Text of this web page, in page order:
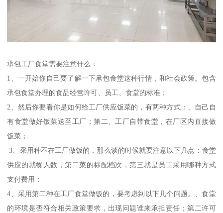
承包工厂食堂需要注意什么：
1、一开始你自己要了解一下承包食堂这种行情，和社会政策。包含
承包食堂办理的食品经营许可、员工、食堂的标准；
2、然后你要看你是如何给工厂供应饭菜的，有两种方式：、自己自
有食堂做好饭菜送至工厂；第二、工厂自带食堂，在厂区内直接做
饭菜；
3、采用种不在工厂做饭的，那么谈的时候就要注意以下几点：食堂
供应的就餐人数，第二菜的标配档次，第三就是员工采用哪种方式
支付费用；
4、采用第二种在工厂食堂做饭的，要考虑到以下几个问题。、食堂
的环境是否符合相关政策要求，出现问题谁来承担责任；第二许可